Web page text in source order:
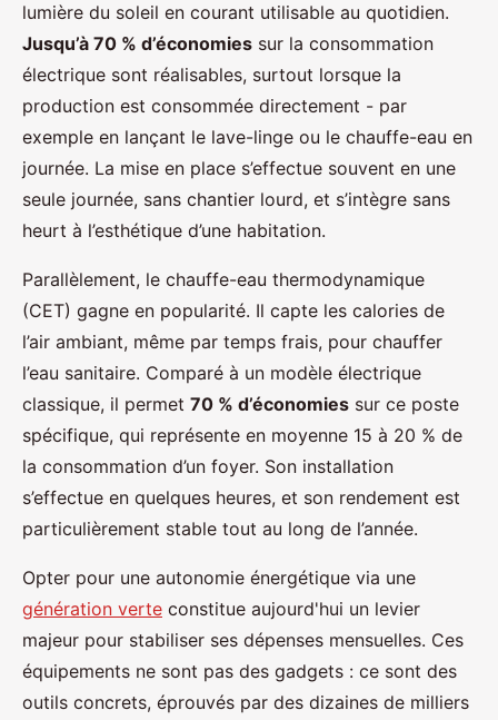
lumière du soleil en courant utilisable au quotidien.
Jusqu’à 70 % d’économies sur la consommation
électrique sont réalisables, surtout lorsque la
production est consommée directement - par
exemple en lançant le lave-linge ou le chauffe-eau en
journée. La mise en place s’effectue souvent en une
seule journée, sans chantier lourd, et s’intègre sans
heurt à l’esthétique d’une habitation.
Parallèlement, le chauffe-eau thermodynamique
(CET) gagne en popularité. Il capte les calories de
l’air ambiant, même par temps frais, pour chauffer
l’eau sanitaire. Comparé à un modèle électrique
classique, il permet 70 % d’économies sur ce poste
spécifique, qui représente en moyenne 15 à 20 % de
la consommation d’un foyer. Son installation
s’effectue en quelques heures, et son rendement est
particulièrement stable tout au long de l’année.
Opter pour une autonomie énergétique via une
génération verte constitue aujourd'hui un levier
majeur pour stabiliser ses dépenses mensuelles. Ces
équipements ne sont pas des gadgets : ce sont des
outils concrets, éprouvés par des dizaines de milliers